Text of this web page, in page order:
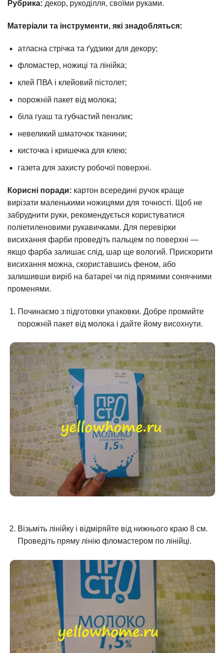
Рубрика: декор, рукоділля, своїми руками.
Матеріали та інструменти, які знадобляться:
атласна стрічка та ґудзики для декору;
фломастер, ножиці та лінійка;
клей ПВА і клейовий пістолет;
порожній пакет від молока;
біла гуаш та губчастий пензлик;
невеликий шматочок тканини;
кисточка і кришечка для клею;
газета для захисту робочої поверхні.
Корисні поради: картон всередині ручок краще
вирізати маленькими ножицями для точності. Щоб не
забруднити руки, рекомендується користуватися
поліетиленовими рукавичками. Для перевірки
висихання фарби проведіть пальцем по поверхні —
якщо фарба залишає слід, шар ще вологий. Прискорити
висихання можна, скориставшись феном, або
залишивши виріб на батареї чи під прямими сонячними
променями.
Починаємо з підготовки упаковки. Добре промийте
порожній пакет від молока і дайте йому висохнути.
Візьміть лінійку і відміряйте від нижнього краю 8 см.
Проведіть пряму лінію фломастером по лінійці.